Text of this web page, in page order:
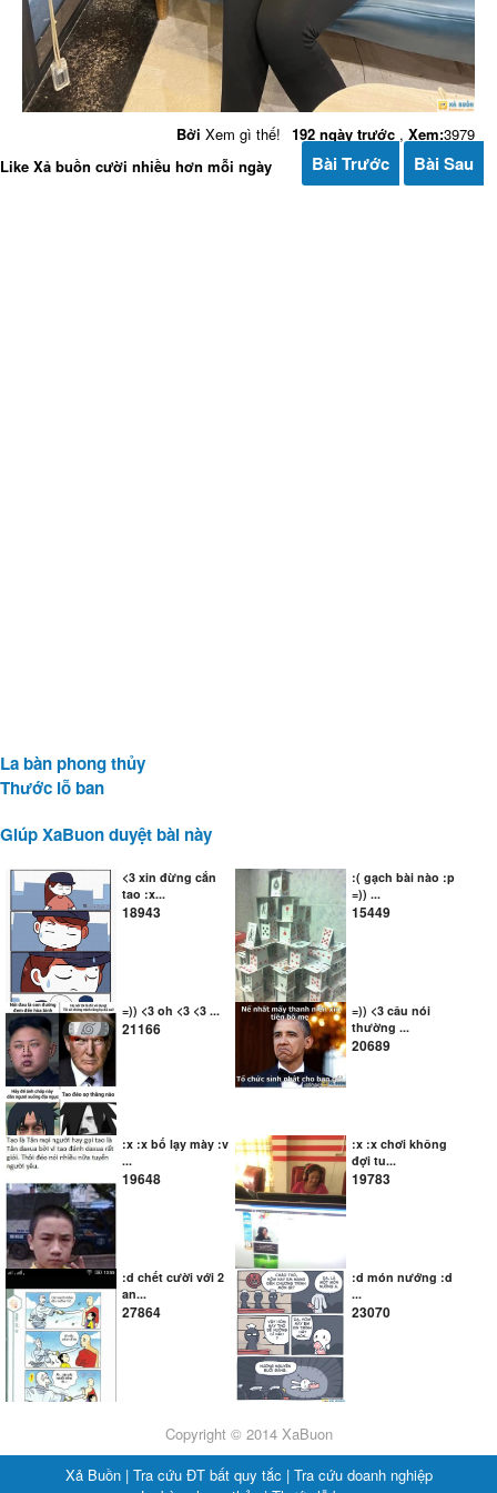
192 ngày trước , Xem:3979
Bởi Xem gì thế!
Bài Trước Bài Sau
Like Xả buồn cười nhiều hơn mỗi ngày
La bàn phong thủy
Thước lỗ ban
Giúp XaBuon duyệt bài này
<3 xin đừng cắn
tao :x...
18943
:( gạch bài nào :p
=)) ...
15449
=)) <3 oh <3 <3 ...
21166
=)) <3 câu nói
thường ...
20689
:x :x bố lạy mày :v
...
19648
:x :x chơi không
đợi tu...
19783
:d chết cười với 2
an...
27864
:d món nướng :d
...
23070
Copyright © 2014 XaBuon
Xả Buồn | Tra cứu ĐT bất quy tắc | Tra cứu doanh nghiệp